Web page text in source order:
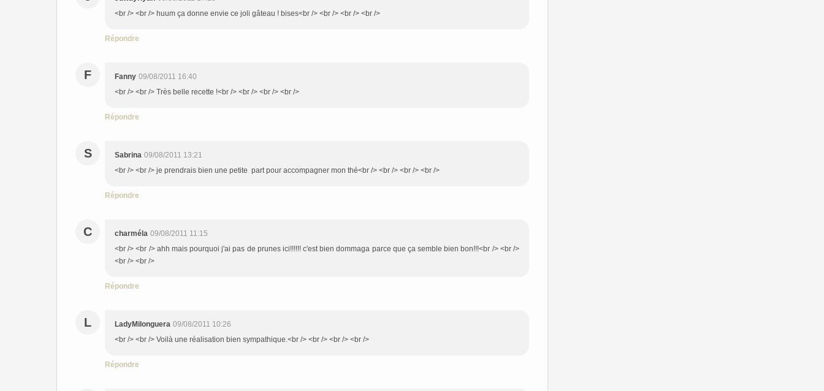
<br /> <br /> huum ça donne envie ce joli gâteau ! bises<br /> <br /> <br /> <br />
Répondre
F Fanny 09/08/2011 16:40
<br /> <br /> Très belle recette !<br /> <br /> <br /> <br />
Répondre
S Sabrina 09/08/2011 13:21
<br /> <br /> je prendrais bien une petite part pour accompagner mon thé<br /> <br /> <br /> <br />
Répondre
C charméla 09/08/2011 11:15
<br /> <br /> ahh mais pourquoi j'ai pas de prunes ici!!!!!! c'est bien dommaga parce que ça semble bien bon!!!<br /> <br />
<br /> <br />
Répondre
L LadyMilonguera 09/08/2011 10:26
<br /> <br /> Voilà une réalisation bien sympathique.<br /> <br /> <br /> <br />
Répondre